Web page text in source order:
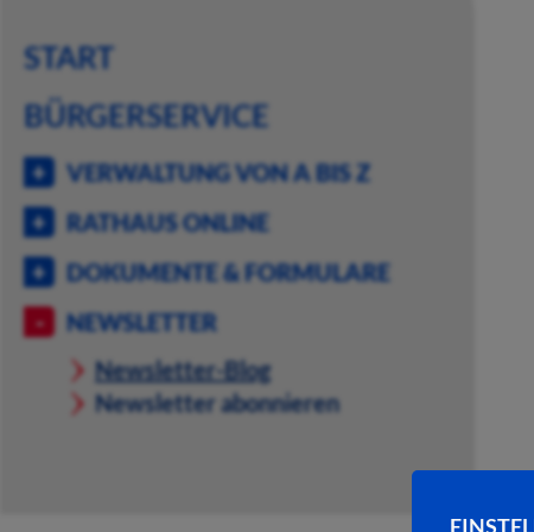
START
BÜRGERSERVICE
VERWALTUNG VON A BIS Z
RATHAUS ONLINE
DOKUMENTE & FORMULARE
NEWSLETTER
Newsletter-Blog
Newsletter abonnieren